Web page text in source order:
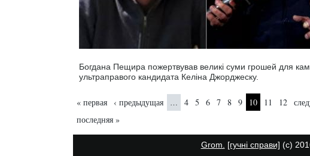
Богдана Пещира пожертвував великі суми грошей для
ультраправого кандидата Келіна Джорджеску.
Страницы
« первая ‹ предыдущая … 4 5 6 7 8 9 10 11 12
последняя »
Grom. [гучні справи] (с)